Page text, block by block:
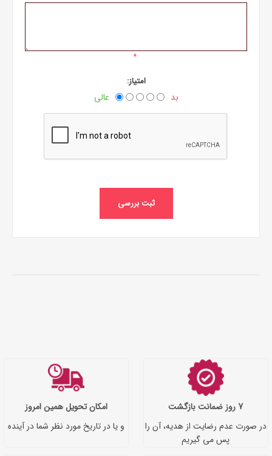
*
امتیاز:
بد عالی
ثبت بررسی
7 روز ضمانت بازگشت
در صورت عدم رضایت از هدیه، آن را
پس می گیریم
امکان تحویل همین امروز
و یا در تاریخ مورد نظر شما در آینده